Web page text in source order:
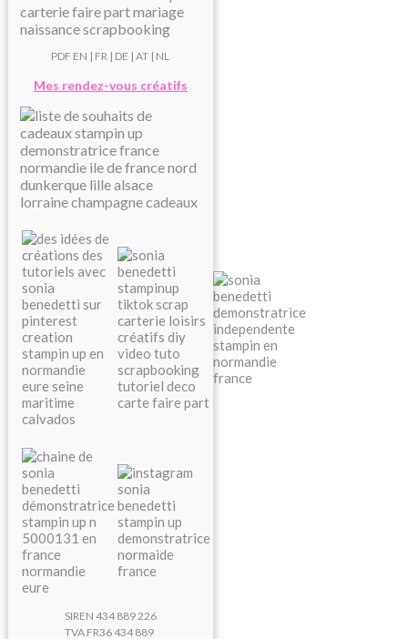
PDF EN | FR | DE | AT | NL
Mes rendez-vous créatifs
SIREN 434 889 226
TVA FR36 434 889